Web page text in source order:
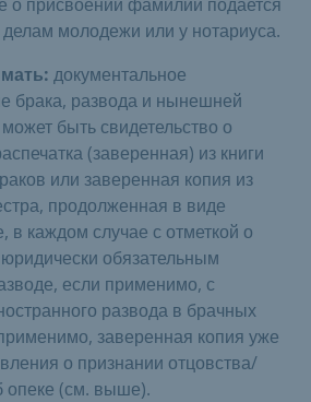
молодежи или у нотариуса.
документальное
брака, развода и нынешней
быть свидетельство о
(заверенная) из книги
или заверенная копия из
продолженная в виде
в каждом случае с отметкой о
обязательным
если применимо, с
развода в брачных
заверенная копия уже
о признании отцовства/
опеке (см. выше).